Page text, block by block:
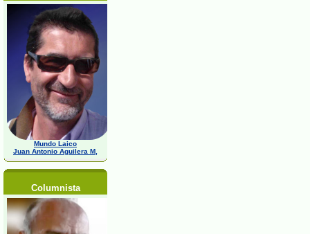
Mundo Laico
Juan Antonio Aguilera M,
Columnista